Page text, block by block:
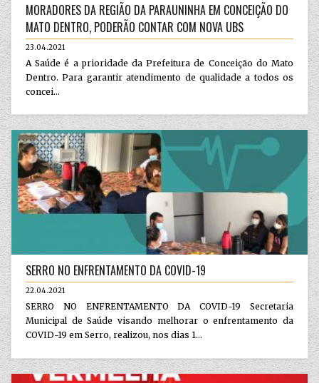
MORADORES DA REGIÃO DA PARAUNINHA EM CONCEIÇÃO DO
MATO DENTRO, PODERÃO CONTAR COM NOVA UBS
23.04.2021
A Saúde é a prioridade da Prefeitura de Conceição do Mato
Dentro. Para garantir atendimento de qualidade a todos os
concei...
SERRO NO ENFRENTAMENTO DA COVID-19
22.04.2021
SERRO NO ENFRENTAMENTO DA COVID-19 Secretaria
Municipal de Saúde visando melhorar o enfrentamento da
COVID-19 em Serro, realizou, nos dias 1...